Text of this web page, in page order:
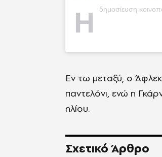
Η δημοσίευση
Εν τω μεταξύ, ο
παντελόνι, ενώ η
ηλίου.
Σχετικό Άρθρο